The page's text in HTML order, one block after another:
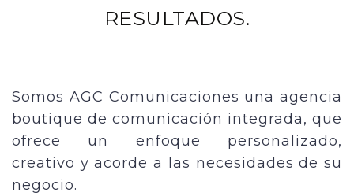
RESULTADOS.
Somos AGC Comunicaciones una agencia
boutique de comunicación integrada, que
ofrece un enfoque personalizado,
creativo y acorde a las necesidades de su
negocio.